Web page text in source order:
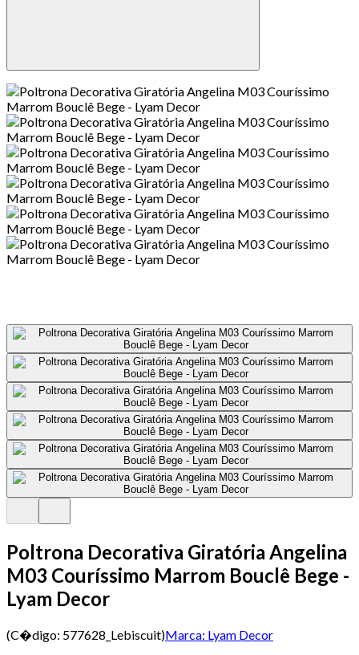
Poltrona Decorativa Giratória Angelina
M03 Couríssimo Marrom Bouclê Bege -
Lyam Decor
(C�digo: 577628_Lebiscuit)Marca: Lyam Decor